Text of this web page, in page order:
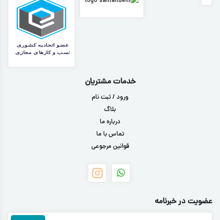
خدمات مشتریان
ورود / ثبت نام
بلاگ
درباره ما
تماس با ما
قوانین مرجوعی
عضویت در خبرنامه